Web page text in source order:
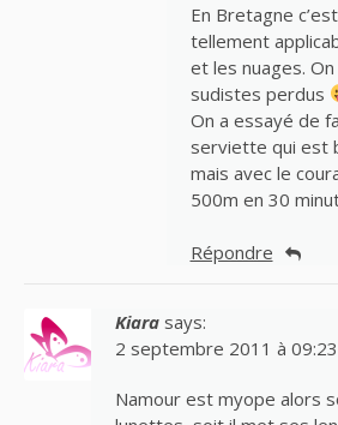
En Bretagne
tellement
et les nuages. On
sudistes perdus
On a essayé de
serviette qui est
mais avec le
500m en 30
Répondre
Kiara says:
2 septembre 2011 à 09:23
Namour est myope alors